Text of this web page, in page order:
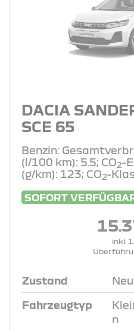
DACIA
SCE 65
Benzin:
(l/100 km): 5.5; CO2-
(g/km): 123; CO2-
SOFORT
inkl.
Zustand
Fahrzeugtyp
n